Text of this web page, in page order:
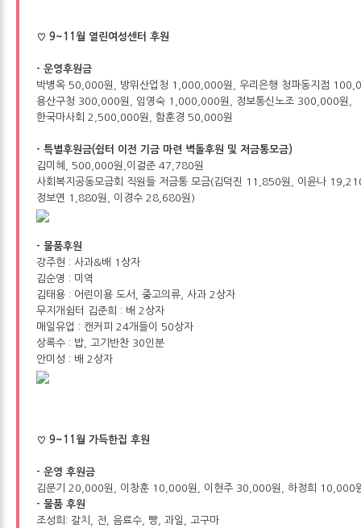
♡ 9~11월 열린여성센터 후원
- 운영후원금
박병옥 50,000원, 방위산업청 1,000,000원, 우리은행 청파동지점
용산구청 300,000원, 임영숙 1,000,000원, 정보통신노조 300,000원,
한국마사회 2,500,000원, 함훈경 50,000원
- 특별후원금(쉼터 이전 기금 마련 벽돌후원 및 저금통모금)
김미혜, 500,000원,이걸준 47,780원
사회복지공동모금회 직원들 저금통 모금(김덕진 11,850원, 이윤나
정보연 1,880원, 이경수 28,680원)
- 물품후원
강주현 : 사과&배 1상자
김순영 : 미역
김태용 : 어린이용 도서, 중고의류, 사과 2상자
무지개쉼터 김준희 : 배 2상자
매일유업 : 캔커피 24개들이 50상자
상록수 : 밥, 고기반찬 30인분
안미성 : 배 2상자
♡ 9~11월 가득한집 후원
- 운영 후원금
김문기 20,000원, 이창훈 10,000원, 이현주 30,000원, 하정희 10,000
- 물품 후원
조성희: 갈치, 전, 음료수, 빵, 과일, 고구마